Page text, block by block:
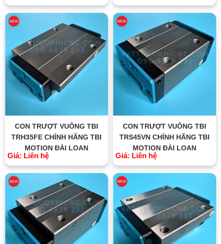
CON TRƯỢT VUÔNG TBI
TRH35FE CHÍNH HÃNG TBI
MOTION ĐÀI LOAN
Giá: Liên hệ
CON TRƯỢT VUÔNG TBI
TRS45VN CHÍNH HÃNG TBI
MOTION ĐÀI LOAN
Giá: Liên hệ